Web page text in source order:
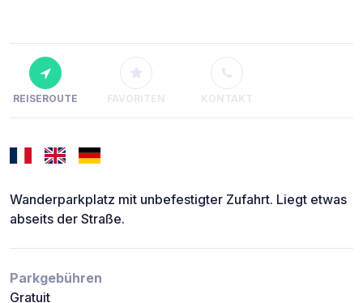
REISEROUTE FAVORITEN KONTAKT
Wanderparkplatz mit unbefestigter Zufahrt. Liegt etwas
abseits der Straße.
Parkgebühren
Gratuit